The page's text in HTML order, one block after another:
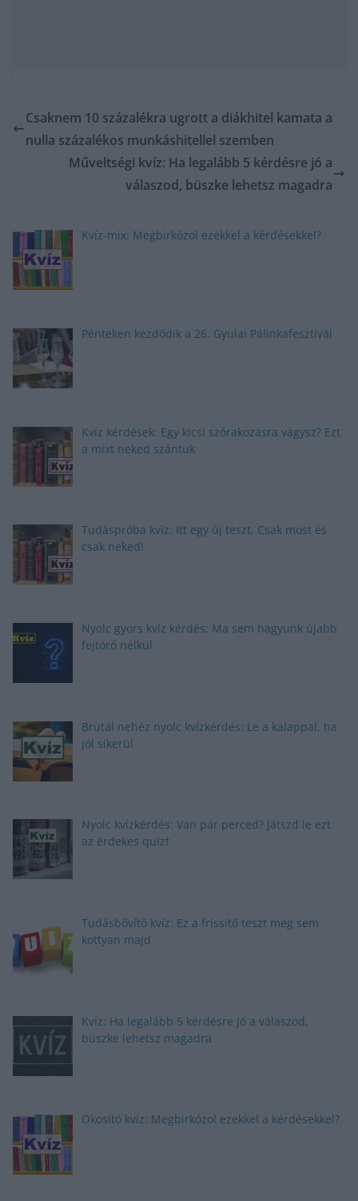
Csaknem 10 százalékra ugrott a diákhitel kamata a
nulla százalékos munkáshitellel szemben
Műveltségi kvíz: Ha legalább 5 kérdésre jó a
válaszod, büszke lehetsz magadra
Kvíz-mix: Megbirkózol ezekkel a kérdésekkel?
Pénteken kezdődik a 26. Gyulai Pálinkafesztivál
Kvíz kérdések: Egy kicsi szórakozásra vágysz? Ezt
a mixt neked szántuk
Tudáspróba kvíz: Itt egy új teszt. Csak most és
csak neked!
Nyolc gyors kvíz kérdés: Ma sem hagyunk újabb
fejtörő nélkül
Brutál nehéz nyolc kvízkérdés: Le a kalappal, ha
jól sikerül
Nyolc kvízkérdés: Van pár perced? Játszd le ezt
az érdekes quizt
Tudásbővítő kvíz: Ez a frissítő teszt meg sem
kottyan majd
Kvíz: Ha legalább 5 kérdésre jó a válaszod,
büszke lehetsz magadra
Okosító kvíz: Megbirkózol ezekkel a kérdésekkel?